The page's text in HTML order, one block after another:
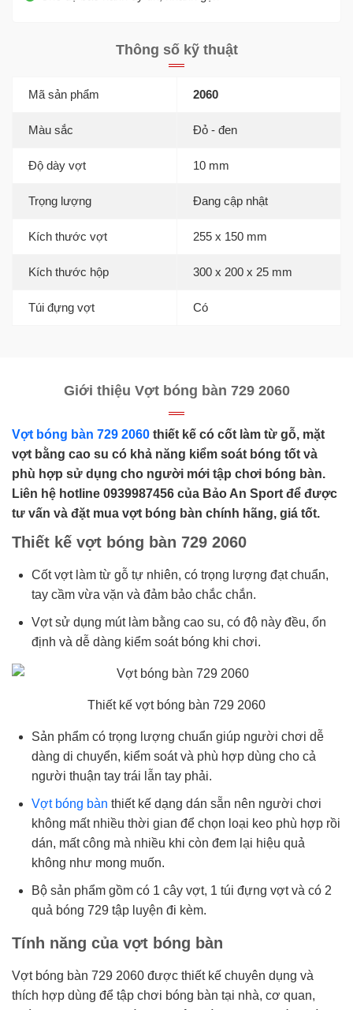
Thông số kỹ thuật
Mã sản phẩm 2060
Màu sắc Đỏ - đen
Độ dày vợt 10 mm
Trọng lượng Đang cập nhật
Kích thước vợt 255 x 150 mm
Kích thước hộp 300 x 200 x 25 mm
Túi đựng vợt Có
Giới thiệu Vợt bóng bàn 729 2060
Vợt bóng bàn 729 2060 thiết kế có cốt làm từ gỗ, mặt
vợt bằng cao su có khả năng kiểm soát bóng tốt và
phù hợp sử dụng cho người mới tập chơi bóng bàn.
Liên hệ hotline 0939987456 của Bảo An Sport để được
tư vấn và đặt mua vợt bóng bàn chính hãng, giá tốt.
Thiết kế vợt bóng bàn 729 2060
Cốt vợt làm từ gỗ tự nhiên, có trọng lượng đạt chuẩn,
tay cầm vừa vặn và đảm bảo chắc chắn.
Vợt sử dụng mút làm bằng cao su, có độ này đều, ổn
định và dễ dàng kiểm soát bóng khi chơi.
Thiết kế vợt bóng bàn 729 2060
Sản phẩm có trọng lượng chuẩn giúp người chơi dễ
dàng di chuyển, kiểm soát và phù hợp dùng cho cả
người thuận tay trái lẫn tay phải.
Vợt bóng bàn thiết kế dạng dán sẵn nên người chơi
không mất nhiều thời gian để chọn loại keo phù hợp rồi
dán, mất công mà nhiều khi còn đem lại hiệu quả
không như mong muốn.
Bộ sản phẩm gồm có 1 cây vợt, 1 túi đựng vợt và có 2
quả bóng 729 tập luyện đi kèm.
Tính năng của vợt bóng bàn
Vợt bóng bàn 729 2060 được thiết kế chuyên dụng và
thích hợp dùng để tập chơi bóng bàn tại nhà, cơ quan,